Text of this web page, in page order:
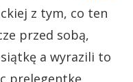
z tym, co ten
przed sobą,
a wyrazili to
prelegentkę